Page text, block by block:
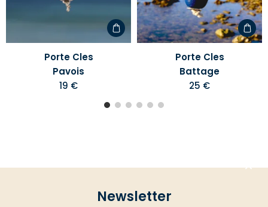
d'envies
Porte Cles
Pavois
19 €
Porte Cles
Battage
25 €
Newsletter